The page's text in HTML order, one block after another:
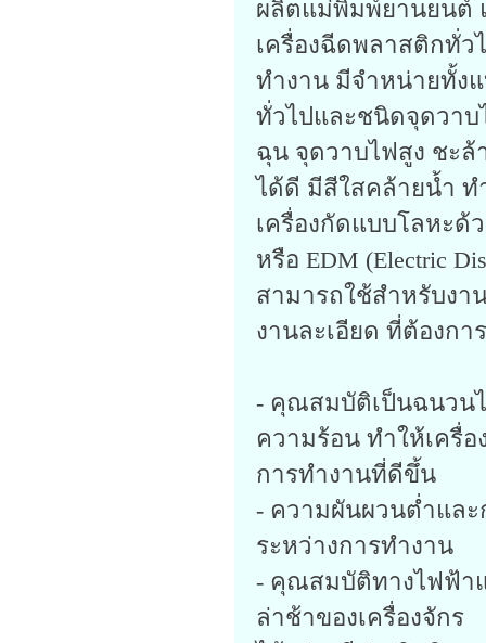
ผลิตแม่พิมพ์ยานยนต์
เครื่องฉีดพลาสติกทั่
ทำงาน มีจำหน่ายทั้ง
ทั่วไปและชนิดจุดวา
ฉุน จุดวาบไฟสูง ชะล้
ได้ดี มีสีใสคล้ายน้ำ ท
เครื่องกัดแบบโลหะด้
หรือ EDM (Electric
สามารถใช้สำหรับง
งานละเอียด ที่ต้องก
- คุณสมบัติเป็นฉนวน
ความร้อน ทำให้เครื่
การทำงานที่ดีขึ้น
- ความผันผวนต่ำแล
ระหว่างการทำงาน
- คุณสมบัติทางไฟฟ้า
ล่าช้าของเครื่องจักร